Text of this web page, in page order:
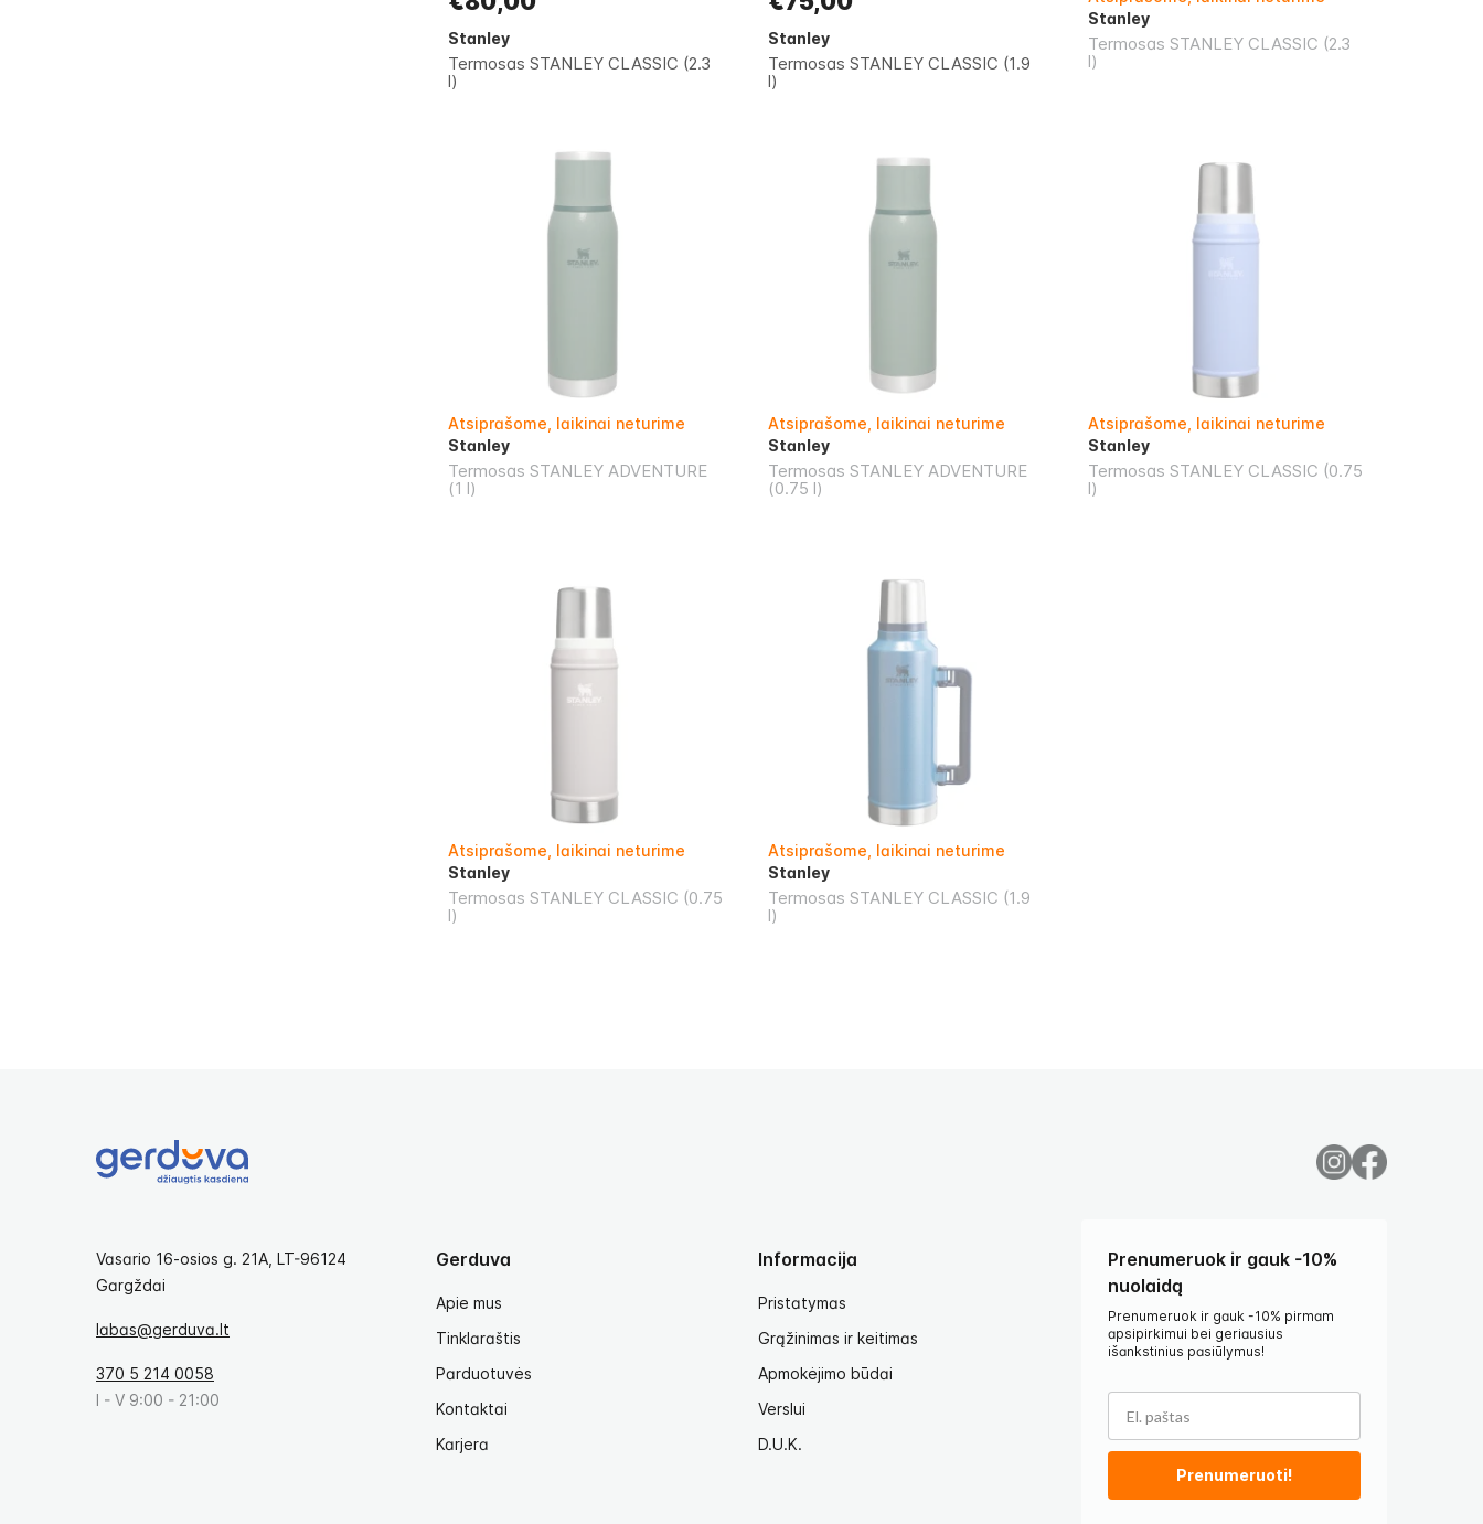
Stanley
Termosas STANLEY CLASSIC (2.3
l)
Stanley
Termosas STANLEY CLASSIC (1.9
l)
Stanley
Termosas STANLEY CLASSIC (2.3
l)
Atsiprašome, laikinai neturime
Stanley
Termosas STANLEY ADVENTURE
(1 l)
Atsiprašome, laikinai neturime
Stanley
Termosas STANLEY ADVENTURE
(0.75 l)
Atsiprašome, laikinai neturime
Stanley
Termosas STANLEY CLASSIC (0.75
l)
Atsiprašome, laikinai neturime
Stanley
Termosas STANLEY CLASSIC (0.75
l)
Atsiprašome, laikinai neturime
Stanley
Termosas STANLEY CLASSIC (1.9
l)
Vasario 16-osios g. 21A, LT-96124
Gargždai
labas@gerduva.lt
370 5 214 0058
I - V 9:00 - 21:00
Gerduva
Apie mus
Tinklaraštis
Parduotuvės
Kontaktai
Karjera
Informacija
Pristatymas
Grąžinimas ir keitimas
Apmokėjimo būdai
Verslui
D.U.K.
Prenumeruok ir gauk -10%
nuolaidą
Prenumeruok ir gauk -10% pirmam
apsipirkimui bei geriausius
išankstinius pasiūlymus!
Prenumeruoti!